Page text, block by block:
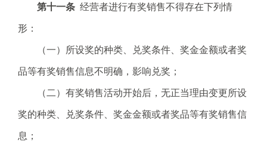
第十一条 经营者进行有奖销售不得存在下列情
形：
（一）所设奖的种类、兑奖条件、奖金金额或者奖
品等有奖销售信息不明确，影响兑奖；
（二）有奖销售活动开始后，无正当理由变更所设
奖的种类、兑奖条件、奖金金额或者奖品等有奖销售信
息；